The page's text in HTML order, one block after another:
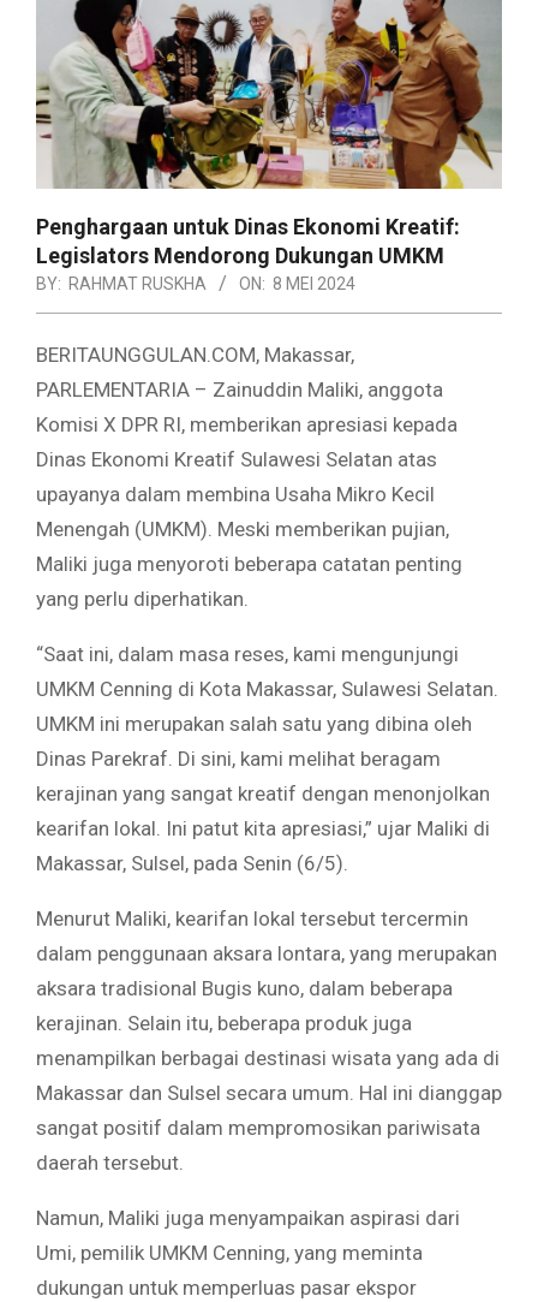
Penghargaan untuk Dinas Ekonomi Kreatif:
Legislators Mendorong Dukungan UMKM
BY: RAHMAT RUSKHA ON: 8 MEI 2024
BERITAUNGGULAN.COM, Makassar,
PARLEMENTARIA – Zainuddin Maliki, anggota
Komisi X DPR RI, memberikan apresiasi kepada
Dinas Ekonomi Kreatif Sulawesi Selatan atas
upayanya dalam membina Usaha Mikro Kecil
Menengah (UMKM). Meski memberikan pujian,
Maliki juga menyoroti beberapa catatan penting
yang perlu diperhatikan.
“Saat ini, dalam masa reses, kami mengunjungi
UMKM Cenning di Kota Makassar, Sulawesi Selatan.
UMKM ini merupakan salah satu yang dibina oleh
Dinas Parekraf. Di sini, kami melihat beragam
kerajinan yang sangat kreatif dengan menonjolkan
kearifan lokal. Ini patut kita apresiasi,” ujar Maliki di
Makassar, Sulsel, pada Senin (6/5).
Menurut Maliki, kearifan lokal tersebut tercermin
dalam penggunaan aksara lontara, yang merupakan
aksara tradisional Bugis kuno, dalam beberapa
kerajinan. Selain itu, beberapa produk juga
menampilkan berbagai destinasi wisata yang ada di
Makassar dan Sulsel secara umum. Hal ini dianggap
sangat positif dalam mempromosikan pariwisata
daerah tersebut.
Namun, Maliki juga menyampaikan aspirasi dari
Umi, pemilik UMKM Cenning, yang meminta
dukungan untuk memperluas pasar ekspor